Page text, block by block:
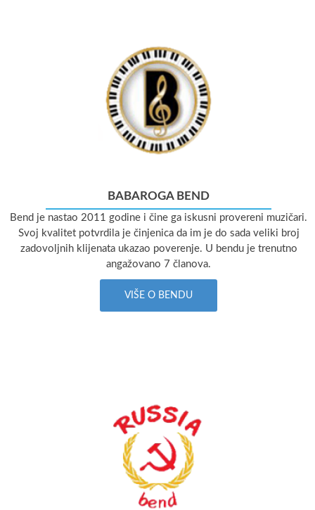
BABAROGA BEND
Bend je nastao 2011 godine i čine ga iskusni provereni muzičari.
Svoj kvalitet potvrdila je činjenica da im je do sada veliki broj
zadovoljnih klijenata ukazao poverenje. U bendu je trenutno
angažovano 7 članova.
VIŠE O BENDU